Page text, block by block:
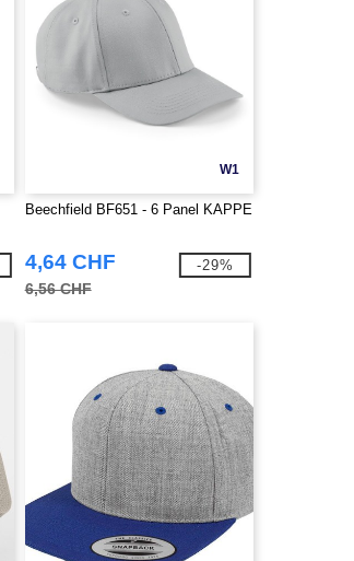
W1
Beechfield BF651 - 6 Panel KAPPE
4,64 CHF
6,56 CHF
-29%